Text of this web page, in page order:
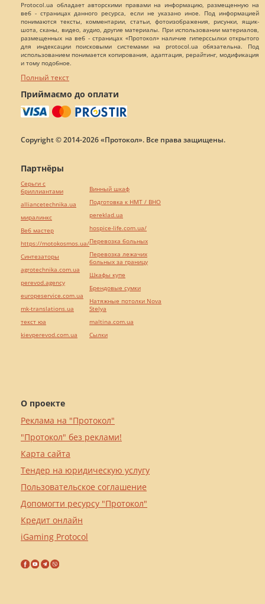
Protocol.ua обладает авторскими правами на информацию, размещенную на
веб - страницах данного ресурса, если не указано иное. Под информацией
понимаются тексты, комментарии, статьи, фотоизображения, рисунки, ящик-
шота, сканы, видео, аудио, другие материалы. При использовании материалов,
размещенных на веб - страницах «Протокол» наличие гиперссылки открытого
для индексации поисковыми системами на protocol.ua обязательна. Под
использованием понимается копирования, адаптация, рерайтинг, модификация
и тому подобное.
Полный текст
Приймаємо до оплати
Copyright © 2014-2026 «Протокол». Все права защищены.
О проекте
Реклама на "Протокол"
"Протокол" без реклами!
Карта сайта
Тендер на юридическую услугу
Пользовательское соглашение
Допомогти ресурсу "Протокол"
Кредит онлайн
iGaming Protocol
Партнёры
Серьги с
бриллиантами
alliancetechnika.ua
миралинкс
Веб мастер
https://motokosmos.ua/
Синтезаторы
agrotechnika.com.ua
perevod.agency
europeservice.com.ua
mk-translations.ua
текст юа
kievperevod.com.ua
Винный шкаф
Подготовка к НМТ / ВНО
pereklad.ua
hospice-life.com.ua/
Перевозка больных
Перевозка лежачих
больных за границу
Шкафы купе
Брендовые сумки
Натяжные потолки Nova
Stelya
maltina.com.ua
Cылки